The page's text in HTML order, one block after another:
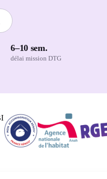
6–10 sem.
délai mission DTG